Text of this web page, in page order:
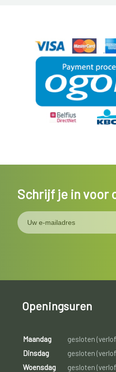
Schrijf je in voor
Openingsuren
Maandag
gesloten
Dinsdag
gesloten
Woensdag
gesloten